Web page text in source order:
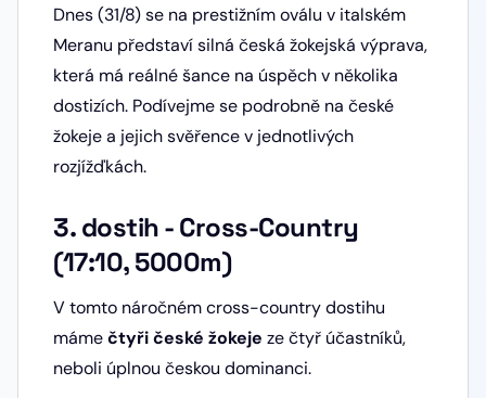
Dnes (31/8) se na prestižním oválu v italském
Meranu představí silná česká žokejská výprava,
která má reálné šance na úspěch v několika
dostizích. Podívejme se podrobně na české
žokeje a jejich svěřence v jednotlivých
rozjížďkách.
3. dostih - Cross-Country
(17:10, 5000m)
V tomto náročném cross-country dostihu
mámečtyři české žokeje ze čtyř účastníků,
neboli úplnou českou dominanci.